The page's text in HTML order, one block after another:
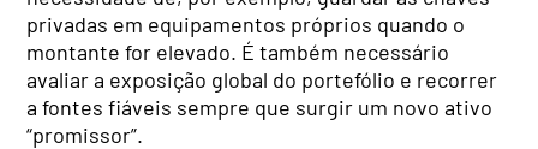
privadas em equipamentos próprios quando o
montante for elevado. É também necessário
avaliar a exposição global do portefólio e recorrer
a fontes fiáveis sempre que surgir um novo ativo
“promissor”.